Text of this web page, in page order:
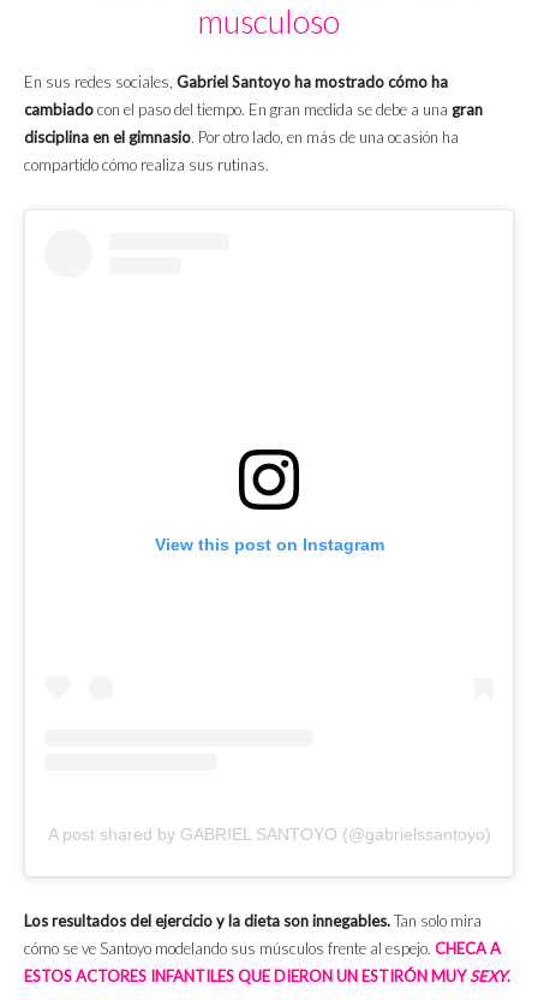
musculoso
En sus redes sociales, Gabriel Santoyo ha mostrado cómo ha
cambiadocon el paso del tiempo. En gran medida se debe a una gran
disciplina en el gimnasio. Por otro lado, en más de una ocasión ha
compartido cómo realiza sus rutinas.
View this post on Instagram
A post shared by GABRIEL SANTOYO (@gabrielssantoyo)
Los resultados del ejercicio y la dieta son innegables.Tan solo mira
cómo se ve Santoyo modelando sus músculos frente al espejo. CHECA A
ESTOS ACTORES INFANTILES QUE DIERON UN ESTIRÓN MUYSEXY.